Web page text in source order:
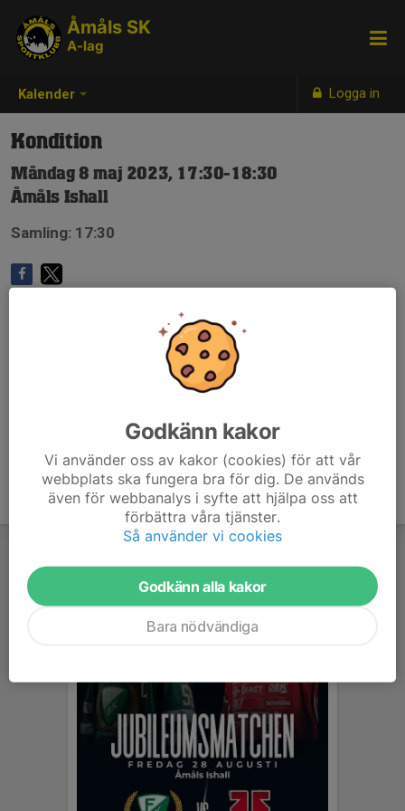
Kalender Logga in
Åmåls SK
A-lag
Kondition
Måndag 8 maj 2023, 17:30-18:30
Åmåls Ishall
Samling: 17:30
Godkänn kakor
Vi använder oss av kakor (cookies) för att vår
webbplats ska fungera bra för dig. De används
även för webbanalys i syfte att hjälpa oss att
förbättra våra tjänster.
Så använder vi cookies
Godkänn alla kakor
Bara nödvändiga